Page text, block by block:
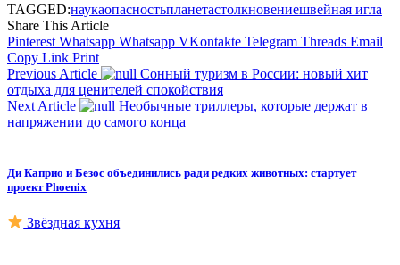
TAGGED:наукаопасностьпланетастолкновениешвейная игла
Share This Article
Pinterest Whatsapp Whatsapp VKontakte Telegram Threads Email
Copy Link Print
Previous Article
Сонный туризм в России: новый хит
отдыха для ценителей спокойствия
Next Article
Необычные триллеры, которые держат в
напряжении до самого конца
Ди Каприо и Безос объединились ради редких животных: стартует
проект Phoenix
Звёздная кухня